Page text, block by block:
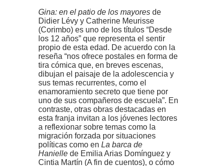
Gina: en el patio de los mayores de
Didier Lévy y Catherine Meurisse
(Corimbo) es uno de los títulos “Desde
los 12 años” que representa el sentir
propio de esta edad. De acuerdo con la
reseña “nos ofrece postales en forma de
tira cómica que, en breves escenas,
dibujan el paisaje de la adolescencia y
sus temas recurrentes, como el
enamoramiento secreto que tiene por
uno de sus compañeros de escuela”. En
contraste, otras obras destacadas en
esta franja invitan a los jóvenes lectores
a reflexionar sobre temas como la
migración forzada por situaciones
políticas como en La barca de
Hanielle de Emilia Arias Domínguez y
Cintia Martín (A fin de cuentos), o cómo